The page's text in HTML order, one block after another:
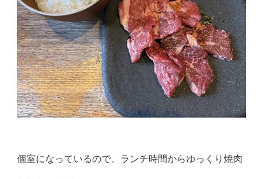
個室になっているので、ランチ時間からゆっくり焼肉